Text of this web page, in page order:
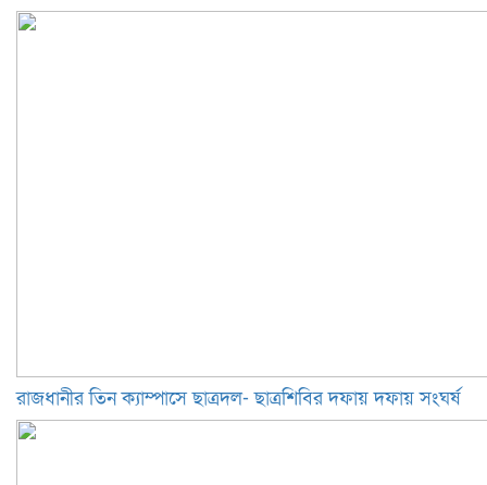
রাজধানীর তিন ক্যাম্পাসে ছাত্রদল- ছাত্রশিবির দফায় দফায় সংঘর্ষ